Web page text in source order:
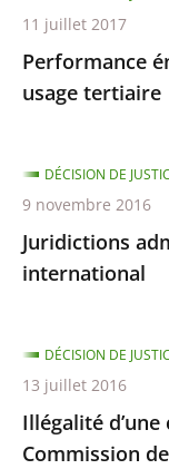
Performance
usage tertiaire
11 juillet 2017
Juridictions
international
DÉCISION DE
9 novembre 2016
Illégalité
Commission
DÉCISION DE
13 juillet 2016